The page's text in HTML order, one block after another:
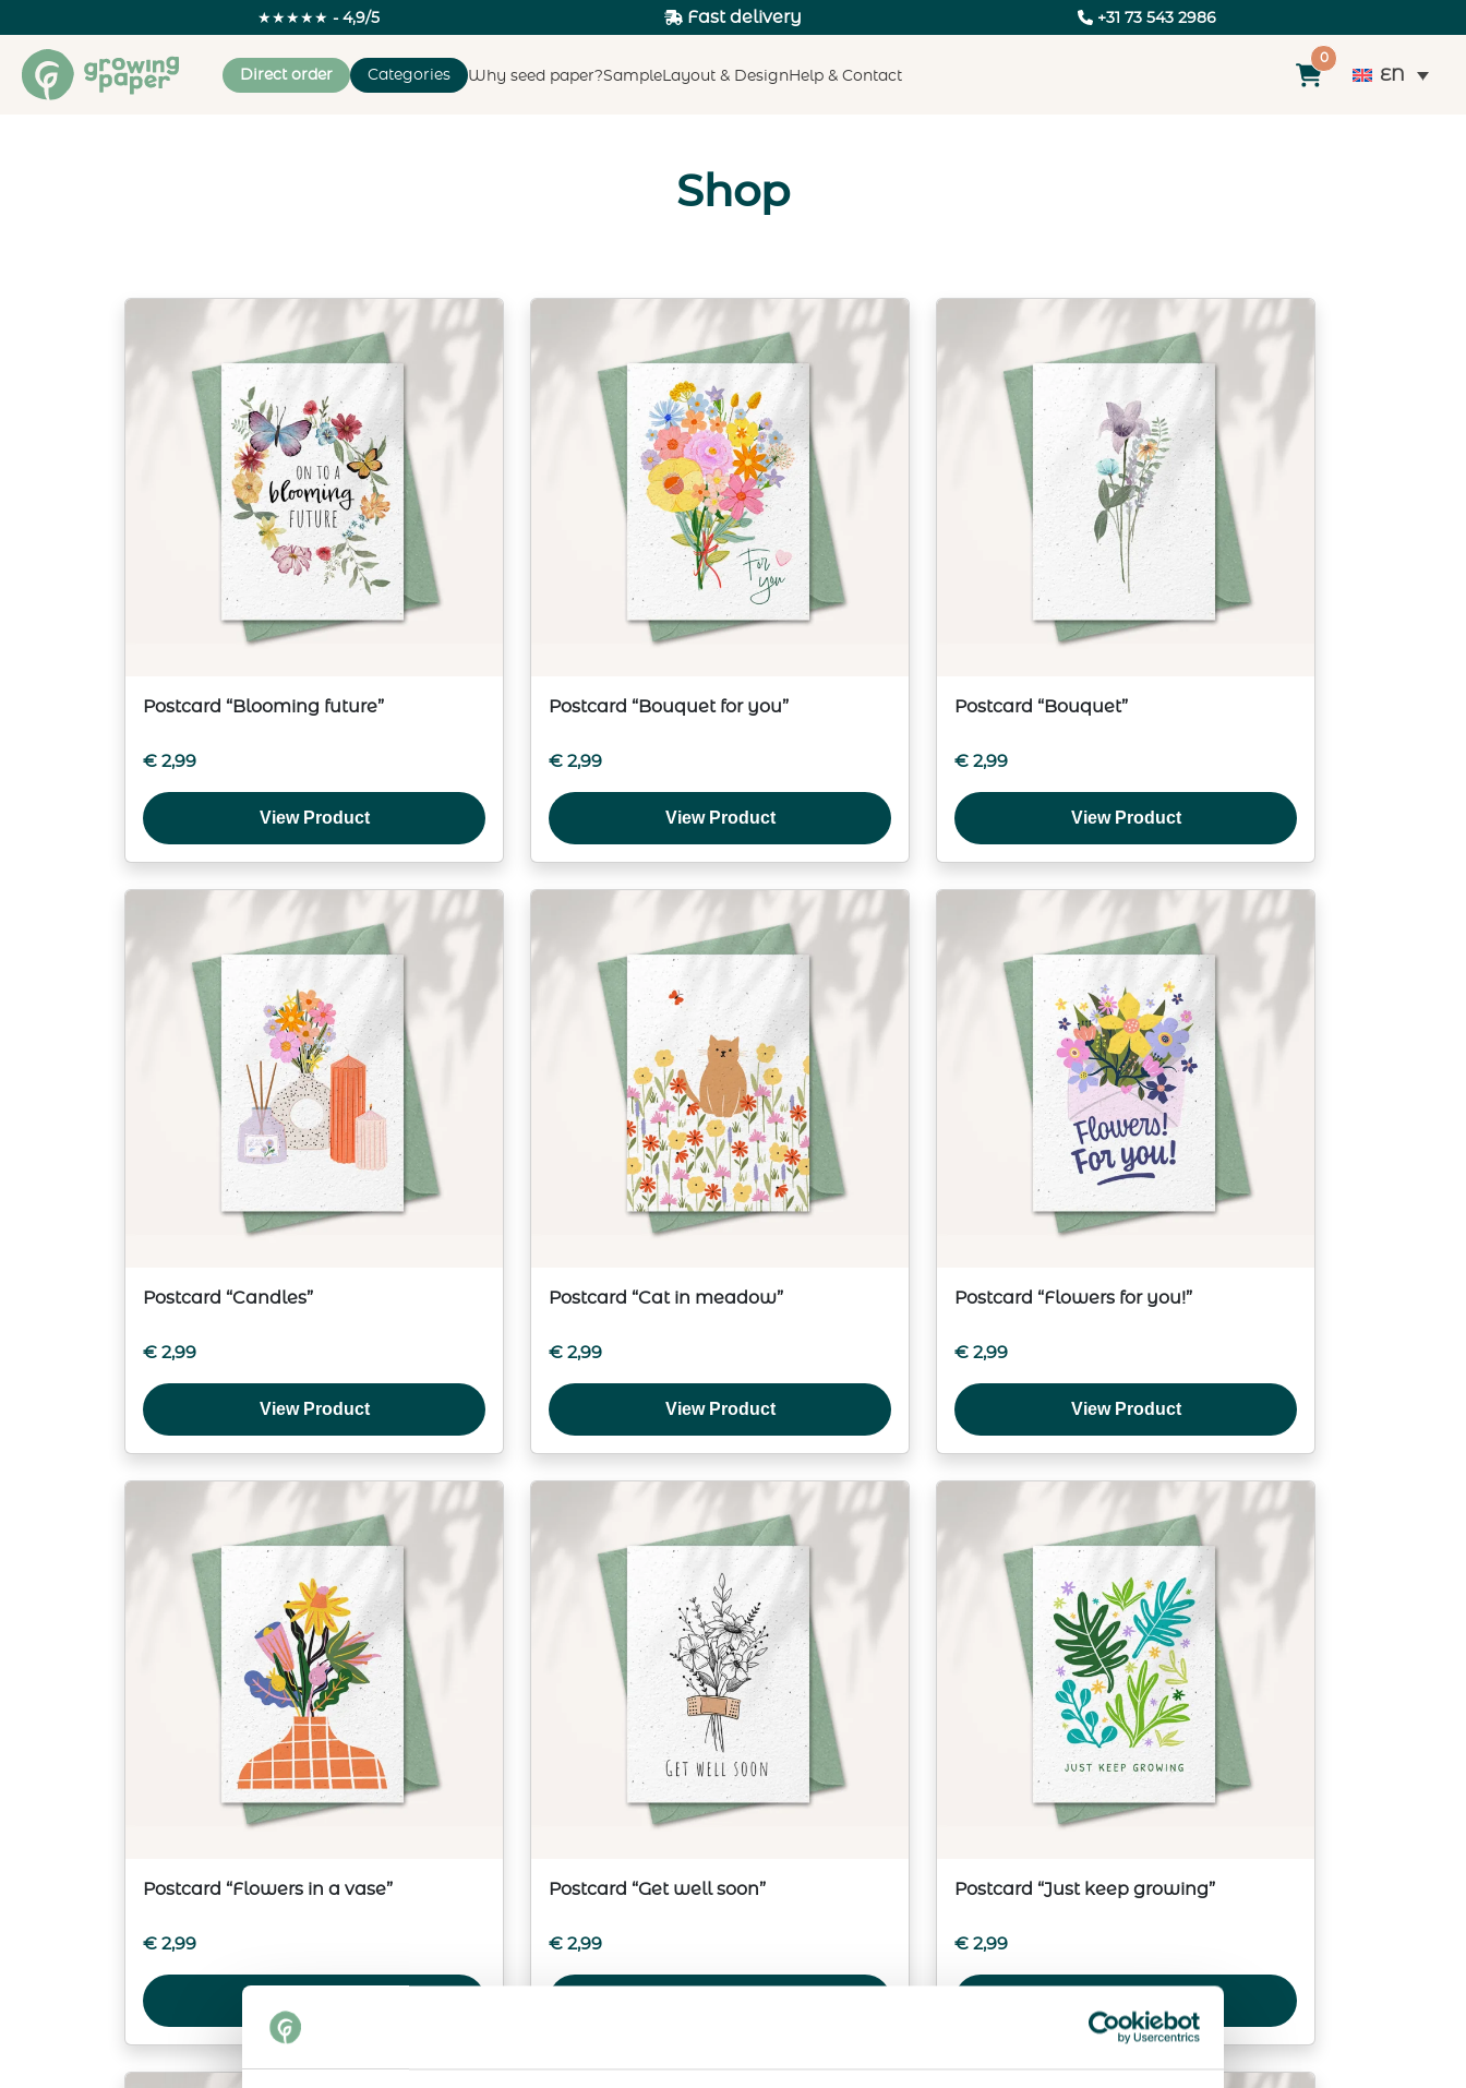
★★★★★ - 4,9/5 Fast delivery +31 73 543 2986
Direct order Categories Why seed paper?Sample Layout & DesignHelp & Contact
0
EN
Shop
Postcard “Blooming future”
€ 2,99
View Product
Postcard “Bouquet for you”
€ 2,99
View Product
Postcard “Bouquet”
€ 2,99
View Product
Postcard “Candles”
€ 2,99
View Product
Postcard “Cat in meadow”
€ 2,99
View Product
Postcard “Flowers for you!”
€ 2,99
View Product
Postcard “Flowers in a vase”
€ 2,99
Postcard “Get well soon”
€ 2,99
Postcard “Just keep growing”
€ 2,99